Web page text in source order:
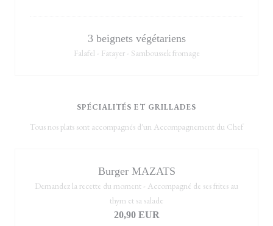
3 beignets végétariens
Falafel - Fatayer - Samboussek fromage
SPÉCIALITÉS ET GRILLADES
Tous nos plats sont accompagnés d'un Accompagnement du Chef
Burger MAZATS
Demandez la recette du moment - Accompagné de ses frites au
thym et sa salade
20,90 EUR